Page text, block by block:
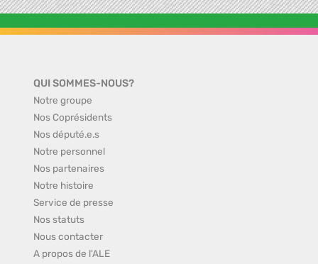
QUI SOMMES-NOUS?
Notre groupe
Nos Coprésidents
Nos député.e.s
Notre personnel
Nos partenaires
Notre histoire
Service de presse
Nos statuts
Nous contacter
A propos de l'ALE